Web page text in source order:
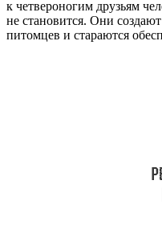
к четвероногим друзьям
не становится. Они
питомцев и стараются